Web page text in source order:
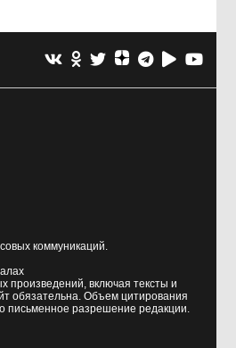
коммуникаций.
произведений, включая тексты и
обязательна. Объем цитирования
разрешение редакции.